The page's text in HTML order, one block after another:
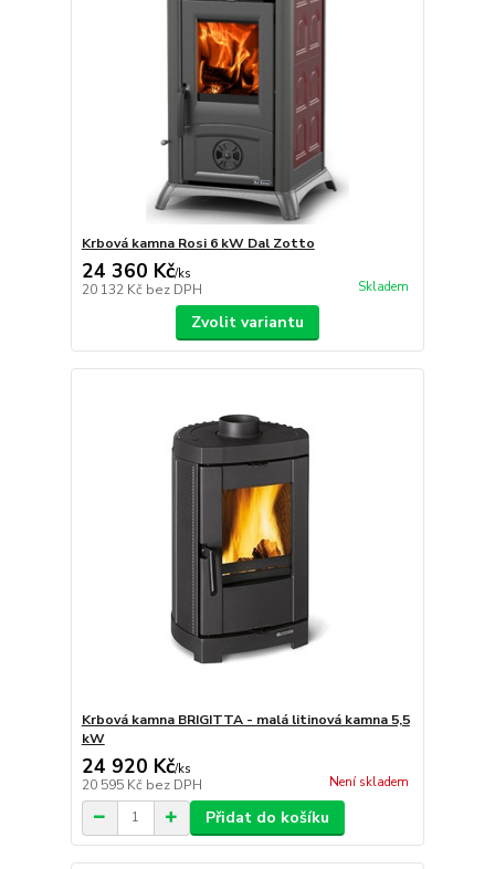
Krbová kamna Rosi 6 kW Dal Zotto
24 360 Kč/ks
20 132 Kč bez DPH Skladem
Zvolit variantu
Krbová kamna BRIGITTA - malá litinová kamna 5,5
kW
24 920 Kč/ks
20 595 Kč bez DPH Není skladem
Přidat do košíku